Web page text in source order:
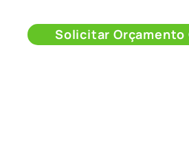
Solicitar Orçamento